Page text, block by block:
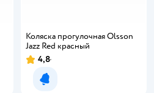
Коляска прогулочная Olsson
Jazz Red красный
4,8
Уведомить о появлении